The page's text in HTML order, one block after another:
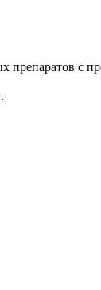
с